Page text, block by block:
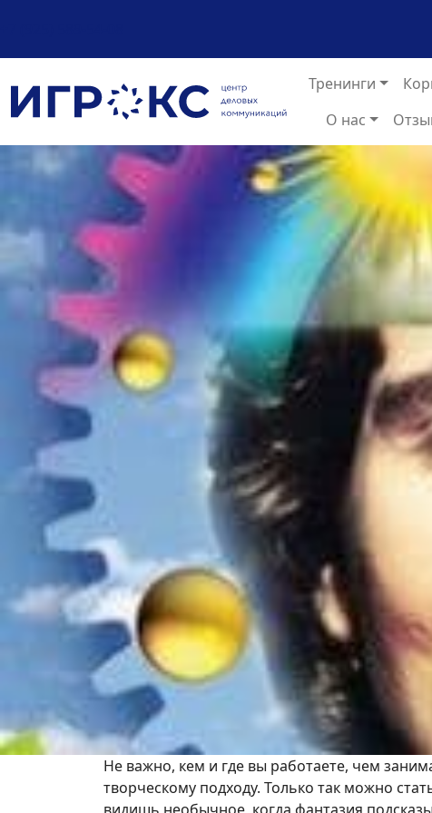
Тренинги
О нас
Не важно, кем и где вы работаете, чем
творческому подходу. Только так можно